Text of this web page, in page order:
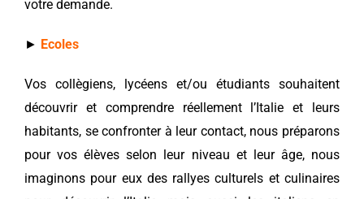
votre demande.
► Ecoles
Vos collègiens, lycéens et/ou étudiants souhaitent
découvrir et comprendre réellement l’Italie et leurs
habitants, se confronter à leur contact, nous préparons
pour vos élèves selon leur niveau et leur âge, nous
imaginons pour eux des rallyes culturels et culinaires